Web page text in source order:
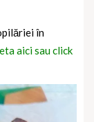
în
aici sau click